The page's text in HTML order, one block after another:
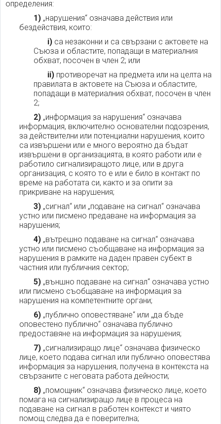
определения:
1)„нарушения“ означава действия или
бездействия, които:
i) са незаконни и са свързани с актовете на
Съюза и областите, попадащи в материалния
обхват, посочен в член 2; или
ii) противоречат на предмета или на целта на
правилата в актовете на Съюза и областите,
попадащи в материалния обхват, посочен в член
2;
2)„информация за нарушения“ означава
информация, включително основателни подозрения,
за действителни или потенциални нарушения, които
са извършени или е много вероятно да бъдат
извършени в организацията, в която работи или е
работило сигнализиращото лице, или в друга
организация, с която то е или е било в контакт по
време на работата си, както и за опити за
прикриване на нарушения;
3)„сигнал“ или „подаване на сигнал“ означава
устно или писмено предаване на информация за
нарушения;
4)„вътрешно подаване на сигнал“ означава
устно или писмено съобщаване на информация за
нарушения в рамките на даден правен субект в
частния или публичния сектор;
5)„външно подаване на сигнал“ означава устно
или писмено съобщаване на информация за
нарушения на компетентните органи;
6)„публично оповестяване“ или „да бъде
оповестено публично“ означава публично
предоставяне на информация за нарушения;
7)„сигнализиращо лице“ означава физическо
лице, което подава сигнал или публично оповестява
информация за нарушения, получена в контекста на
свързаните с неговата работа дейности;
8)„помощник“ означава физическо лице, което
помага на сигнализиращо лице в процеса на
подаване на сигнал в работен контекст и чиято
помощ следва да е поверителна;